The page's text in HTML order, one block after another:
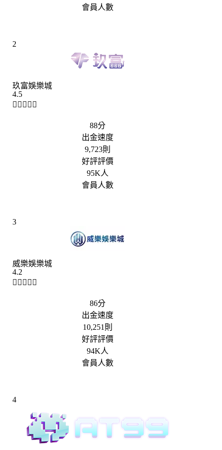
會員人數
2
玖富娛樂城
4.5
    
88分
出金速度
9,723則
好評評價
95K人
會員人數
3
威樂娛樂城
4.2
    
86分
出金速度
10,251則
好評評價
94K人
會員人數
4